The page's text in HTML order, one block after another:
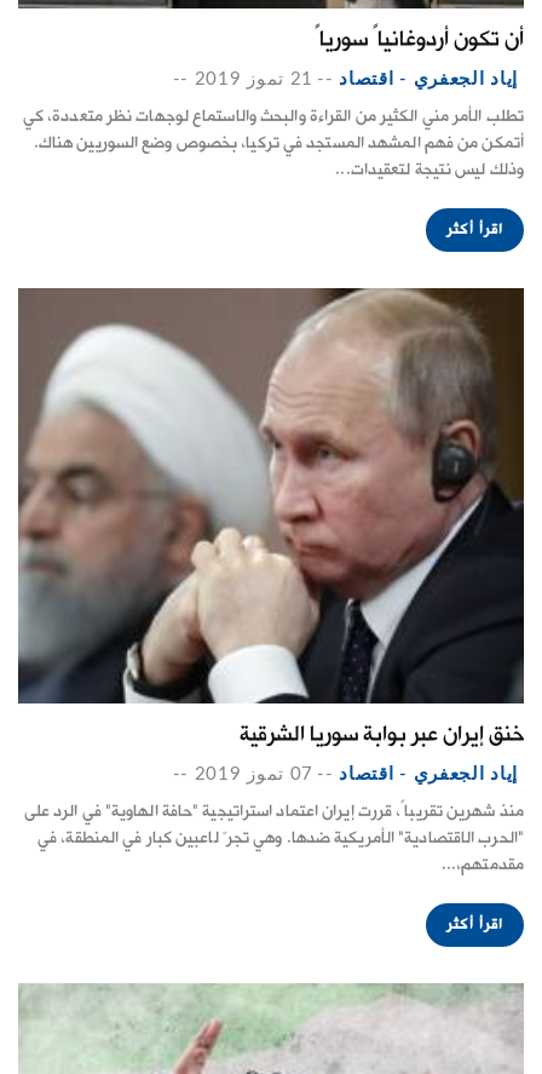
أن تكون أردوغانياً سورياً
إياد الجعفري - اقتصاد -- 21 تموز 2019 --
تطلب الأمر مني الكثير من القراءة والبحث والاستماع لوجهات نظر متعددة، كي
أتمكن من فهم المشهد المستجد في تركيا، بخصوص وضع السوريين هناك.
وذلك ليس نتيجة لتعقيدات...
اقرأ أكثر
خنق إيران عبر بوابة سوريا الشرقية
إياد الجعفري - اقتصاد -- 07 تموز 2019 --
منذ شهرين تقريباً، قررت إيران اعتماد استراتيجية "حافة الهاوية" في الرد على
"الحرب الاقتصادية" الأمريكية ضدها. وهي تجرّ لاعبين كبار في المنطقة، في
مقدمتهم،...
اقرأ أكثر